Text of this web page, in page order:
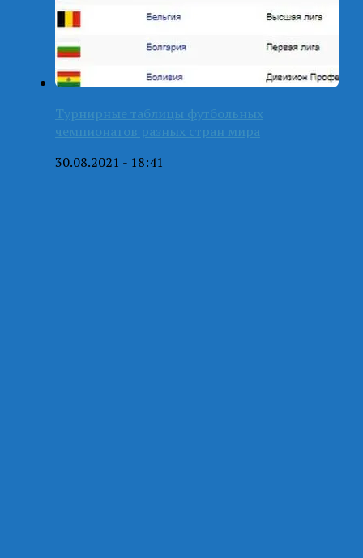
Турнирные таблицы футбольных
чемпионатов разных стран мира
30.08.2021 - 18:41